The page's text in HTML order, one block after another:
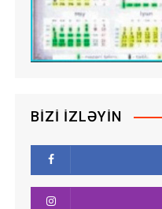
BIZI İZLƏYIN